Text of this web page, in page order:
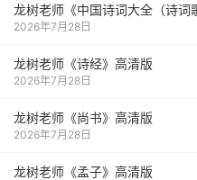
龙树老师《中国诗词大全（诗
2026年7月28日
龙树老师《诗经》高清版
2026年7月28日
龙树老师《尚书》高清版
2026年7月28日
龙树老师《孟子》高清版